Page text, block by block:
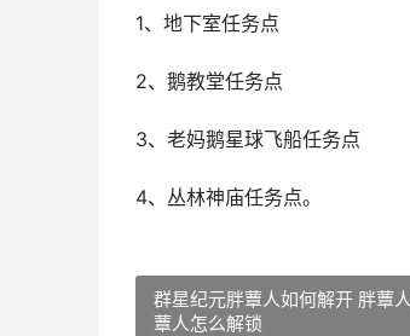
1、地下室任务点
2、鹅教堂任务点
3、老妈鹅星球飞船任务点
4、丛林神庙任务点。
群星纪元胖蕈人如何解开 胖蕈
蕈人怎么解锁